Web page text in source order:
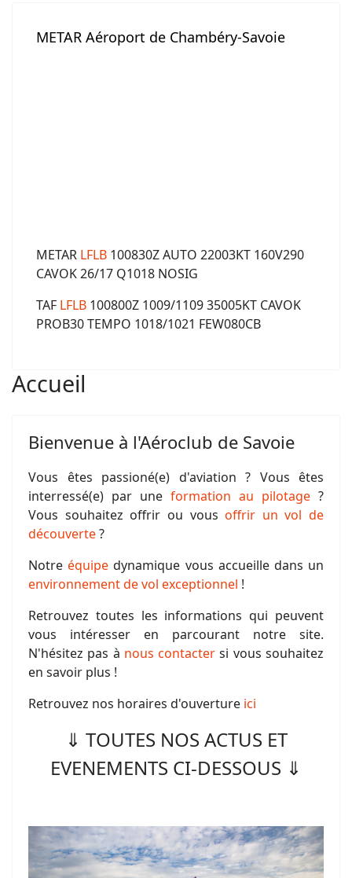
METAR Aéroport de Chambéry-Savoie
METAR LFLB 100830Z AUTO 22003KT 160V290
CAVOK 26/17 Q1018 NOSIG
TAF LFLB 100800Z 1009/1109 35005KT CAVOK
PROB30 TEMPO 1018/1021 FEW080CB
Accueil
Bienvenue à l'Aéroclub de Savoie
Vous êtes passioné(e) d'aviation ? Vous êtes
interressé(e) par une formation au pilotage ?
Vous souhaitez offrir ou vousoffrir un vol de
découverte?
Notreéquipe dynamique vous accueille dans un
environnement de vol exceptionnel !
Retrouvez toutes les informations qui peuvent
vous intéresser en parcourant notre site.
N'hésitez pas à nous contacter si vous souhaitez
en savoir plus !
Retrouvez nos horaires d'ouverture ici
⇓ TOUTES NOS ACTUS ET
EVENEMENTS CI-DESSOUS ⇓